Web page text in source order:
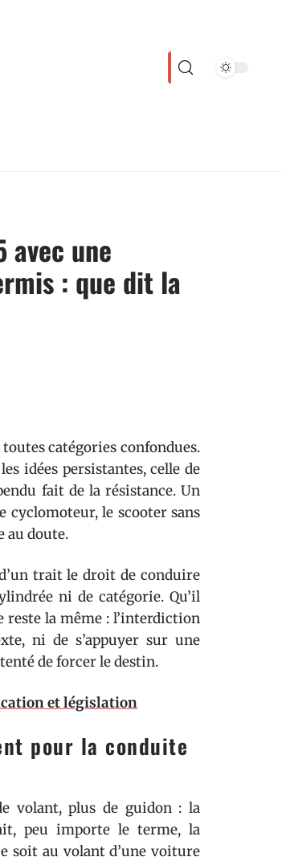
avec une
: que dit la
catégories confondues.
idées persistantes, celle de
fait de la résistance. Un
cyclomoteur, le scooter sans
au doute.
trait le droit de conduire
ni de catégorie. Qu’il
reste la même : l’interdiction
ni de s’appuyer sur une
de forcer le destin.
et législation
pour la conduite
volant, plus de guidon : la
peu importe le terme, la
soit au volant d’une voiture